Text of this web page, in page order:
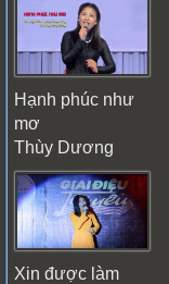
Hạnh phúc như
mơ
Thùy Dương
Xin được làm